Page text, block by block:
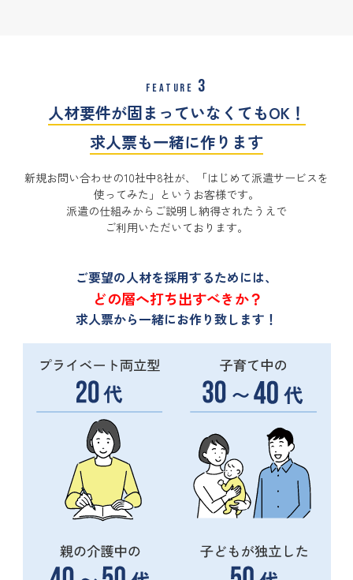
FEATURE 3
人材要件が固まっていなくてもOK！
求人票も一緒に作ります
新規お問い合わせの10社中8社が、「はじめて派遣サービスを
使ってみた」というお客様です。
派遣の仕組みからご説明し納得されたうえで
ご利用いただいております。
ご要望の人材を採用するためには、
どの層へ打ち出すべきか？
求人票から一緒にお作り致します！